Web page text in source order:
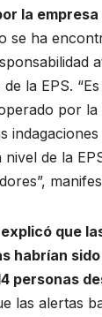
la
se ha
la EPS.
por la
nivel de la
que
habrían
personas
las alertas